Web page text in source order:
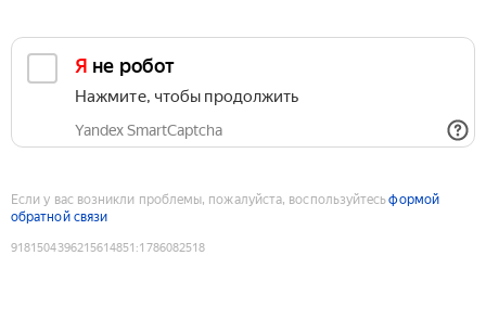
Я не робот
Нажмите, чтобы продолжить
Yandex SmartCaptcha
Если у вас возникли проблемы, пожалуйста, воспользуйтесьформой
обратной связи
9181504396215614851 :1786082518